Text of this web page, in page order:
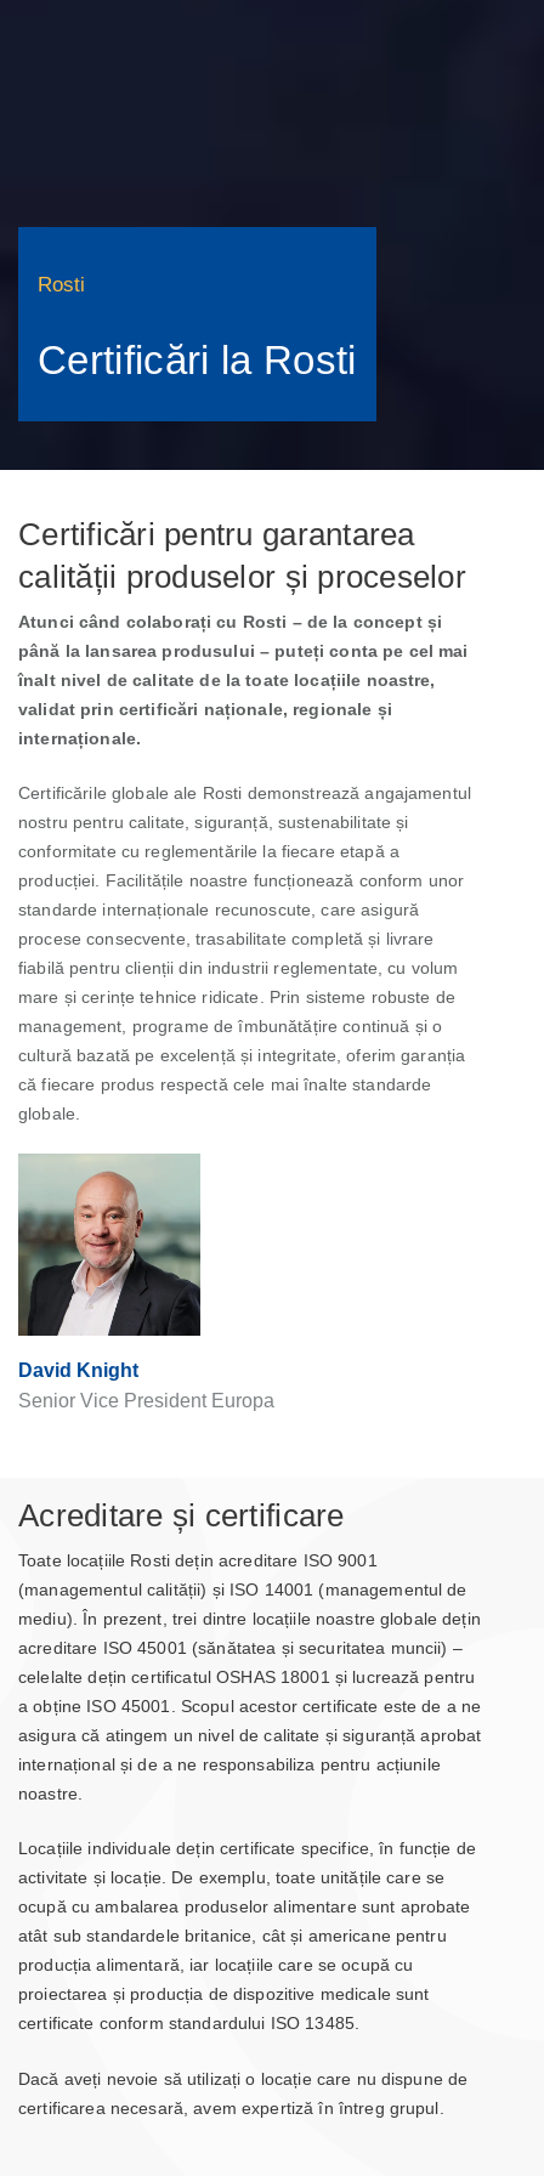
Rosti
Certificări la Rosti
Certificări pentru garantarea
calității produselor și proceselor
Atunci când colaborați cu Rosti – de la concept și
până la lansarea produsului – puteți conta pe cel mai
înalt nivel de calitate de la toate locațiile noastre,
validat prin certificări naționale, regionale și
internaționale.
Certificările globale ale Rosti demonstrează angajamentul
nostru pentru calitate, siguranță, sustenabilitate și
conformitate cu reglementările la fiecare etapă a
producției. Facilitățile noastre funcționează conform unor
standarde internaționale recunoscute, care asigură
procese consecvente, trasabilitate completă și livrare
fiabilă pentru clienții din industrii reglementate, cu volum
mare și cerințe tehnice ridicate. Prin sisteme robuste de
management, programe de îmbunătățire continuă și o
cultură bazată pe excelență și integritate, oferim garanția
că fiecare produs respectă cele mai înalte standarde
globale.
David Knight
Senior Vice President Europa
Acreditare și certificare
Toate locațiile Rosti dețin acreditare ISO 9001
(managementul calității) și ISO 14001 (managementul de
mediu). În prezent, trei dintre locațiile noastre globale dețin
acreditare ISO 45001 (sănătatea și securitatea muncii) –
celelalte dețin certificatul OSHAS 18001 și lucrează pentru
a obține ISO 45001. Scopul acestor certificate este de a ne
asigura că atingem un nivel de calitate și siguranță aprobat
internațional și de a ne responsabiliza pentru acțiunile
noastre.
Locațiile individuale dețin certificate specifice, în funcție de
activitate și locație. De exemplu, toate unitățile care se
ocupă cu ambalarea produselor alimentare sunt aprobate
atât sub standardele britanice, cât și americane pentru
producția alimentară, iar locațiile care se ocupă cu
proiectarea și producția de dispozitive medicale sunt
certificate conform standardului ISO 13485.
Dacă aveți nevoie să utilizați o locație care nu dispune de
certificarea necesară, avem expertiză în întreg grupul.